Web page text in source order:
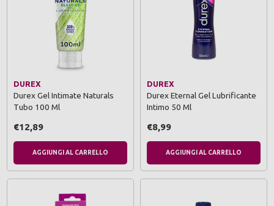
DUREX
Durex Gel Intimate Naturals
Tubo 100 Ml
€12,89
AGGIUNGI AL CARRELLO
DUREX
Durex Eternal Gel Lubrificante
Intimo 50 Ml
€8,99
AGGIUNGI AL CARRELLO